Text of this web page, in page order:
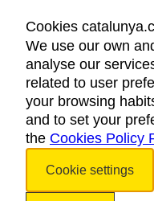
Cookies
We use our own
analyse our
related to user
your browsing
and to set your
the Cookies Policy
Cookie settings